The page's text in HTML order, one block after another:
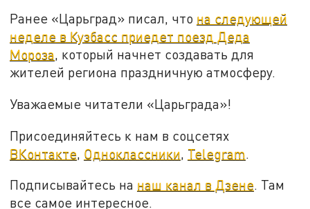
Ранее «Царьград» писал, что на следующей
неделе в Кузбасс приедет поезд Деда
Мороза, который начнет создавать для
жителей региона праздничную атмосферу.
Уважаемые читатели «Царьграда»!
Присоединяйтесь к нам в соцсетях
ВКонтакте Одноклассники Telegram
Подписывайтесь на наш канал в Дзене. Там
все самое интересное.